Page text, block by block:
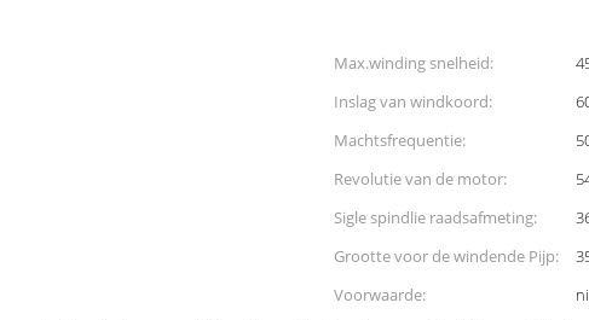
Max.winding snelheid:
Inslag van windkoord:
Machtsfrequentie:
Revolutie van de motor:
Sigle spindlie raadsafmeting:
Grootte voor de windende Pijp:
Voorwaarde: